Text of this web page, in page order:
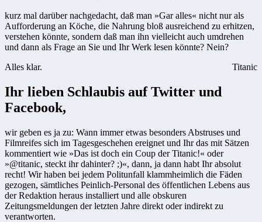
kurz mal darüber nachgedacht, daß man »Gar alles« nicht nur als
Aufforderung an Köche, die Nahrung bloß ausreichend zu erhitzen,
verstehen könnte, sondern daß man ihn vielleicht auch umdrehen
und dann als Frage an Sie und Ihr Werk lesen könnte? Nein?
Alles klar.
Titanic
Ihr lieben Schlaubis auf Twitter und
Facebook,
wir geben es ja zu: Wann immer etwas besonders Abstruses und
Filmreifes sich im Tagesgeschehen ereignet und Ihr das mit Sätzen
kommentiert wie »Das ist doch ein Coup der Titanic!« oder
»@titanic, steckt ihr dahinter? ;)«, dann, ja dann habt Ihr absolut
recht! Wir haben bei jedem Politunfall klammheimlich die Fäden
gezogen, sämtliches Peinlich-Personal des öffentlichen Lebens aus
der Redaktion heraus installiert und alle obskuren
Zeitungsmeldungen der letzten Jahre direkt oder indirekt zu
verantworten.